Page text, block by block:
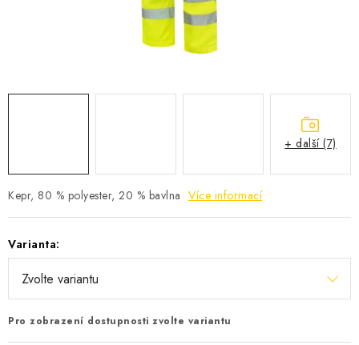
Obchodní podmínky
Podmínky ochrany osobních údajů
Kepr, 80 % polyester, 20 % bavlna Více informací
Varianta:
Pro zobrazení dostupnosti zvolte variantu
+ další (7)